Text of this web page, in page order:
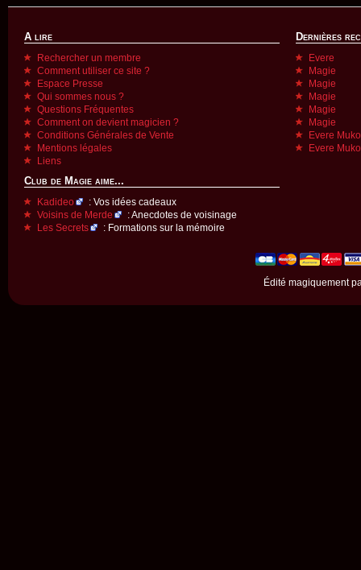
A lire
Rechercher un membre
Comment utiliser ce site ?
Espace Presse
Qui sommes nous ?
Questions Fréquentes
Comment on devient magicien ?
Conditions Générales de Vente
Mentions légales
Liens
Club de Magie aime...
Kadideo
: Vos idées cadeaux
Voisins de Merde
: Anecdotes de voisinage
Les Secrets
: Formations sur la mémoire
Dernières
Evere
Magie
Magie
Magie
Magie
Magie
Evere
Evere
Édité magiquement